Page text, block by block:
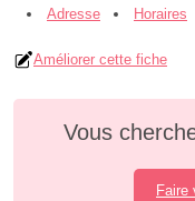
Adresse
Horaires
Améliorer cette fiche
Vous
Faire